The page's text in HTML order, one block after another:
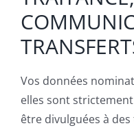
Vos données
elles sont
être divulguées à des